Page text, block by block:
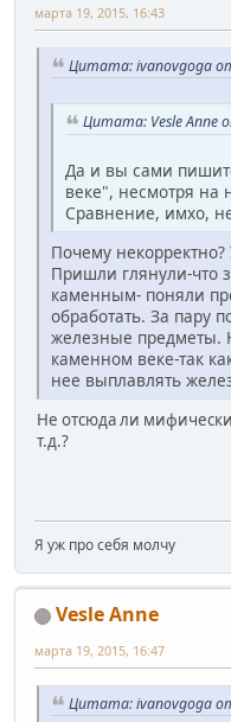
марта 19, 2015, 16:43
Цитата: ivanovgoga
Цитата: Vesle Anne
Да и вы сами
веке", несмотря на
Сравнение, имхо,
Почему
Пришли глянули-что
каменным- поняли
обработать. За пару
железные предметы.
каменном веке-так
нее выплавлять
Не отсюда ли
т.д.?
Я уж про себя молчу
Vesle Anne
марта 19, 2015, 16:47
Цитата: ivanovgoga